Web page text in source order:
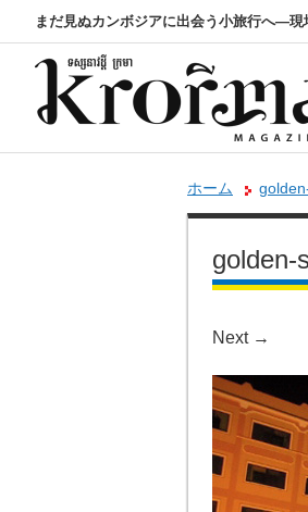
まだ見ぬカンボジアに出会う小旅行へ―現
ホーム
golden-
Next →